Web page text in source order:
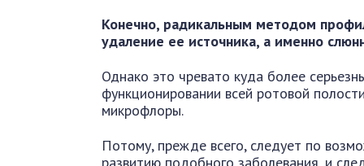
Конечно, радикальным методом
удаление ее источника, а именно
Однако это чревато куда более
функционировании всей ротовой
микрофлоры.
Потому, прежде всего, следует по
развитию подобного заболевания, и